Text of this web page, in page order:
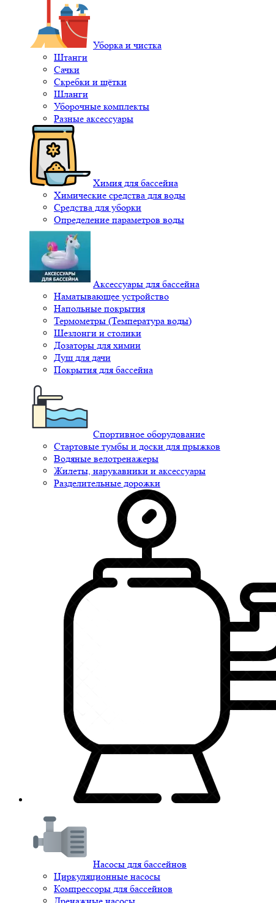
Уборка и чистка
Штанги
Сачки
Скребки и щётки
Шланги
Уборочные комплекты
Разные аксессуары
Химия для бассейна
Химические средства для воды
Средства для уборки
Определение параметров воды
Аксессуары для бассейна
Наматывающее устройство
Напольные покрытия
Термометры (Температура воды)
Шезлонги и столики
Дозаторы для химии
Душ для дачи
Покрытия для бассейна
Спортивное оборудование
Стартовые тумбы и доски для прыжков
Водяные велотренажеры
Жилеты, нарукавники и аксессуары
Разделительные дорожки
Насосы для бассейнов
Циркуляционные насосы
Компрессоры для бассейнов